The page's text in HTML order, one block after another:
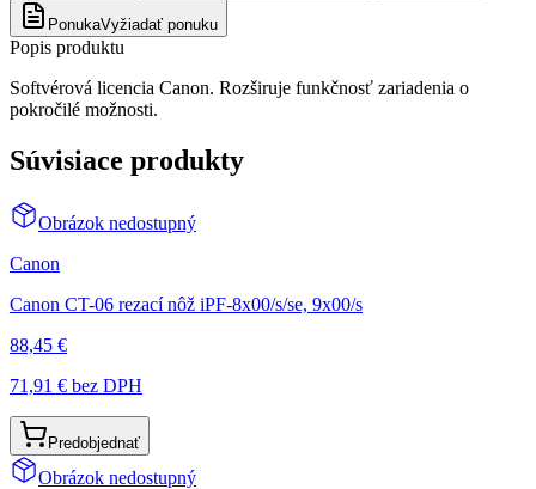
PonukaVyžiadať ponuku
Popis produktu
Softvérová licencia Canon. Rozširuje funkčnosť zariadenia o
pokročilé možnosti.
Súvisiace produkty
Obrázok nedostupný
Canon
Canon CT-06 rezací nôž iPF-8x00/s/se, 9x00/s
88,45 €
71,91 € bez DPH
Predobjednať
Obrázok nedostupný